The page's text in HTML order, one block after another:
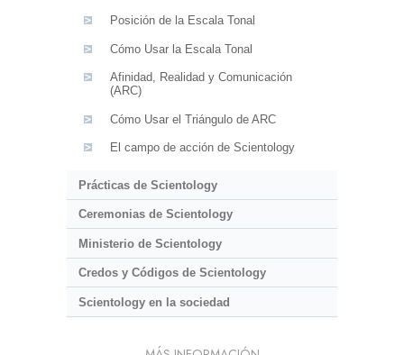
Posición de la Escala Tonal
Cómo Usar la Escala Tonal
Afinidad, Realidad y Comunicación
(ARC)
Cómo Usar el Triángulo de ARC
El campo de acción de Scientology
Prácticas de Scientology
Ceremonias de Scientology
Ministerio de Scientology
Credos y Códigos de Scientology
Scientology en la sociedad